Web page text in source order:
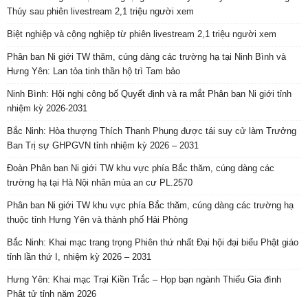
Thúy sau phiên livestream 2,1 triệu người xem
Biệt nghiệp và cộng nghiệp từ phiên livestream 2,1 triệu người xem
Phân ban Ni giới TW thăm, cúng dàng các trường hạ tại Ninh Bình và
Hưng Yên: Lan tỏa tinh thần hộ trì Tam bảo
Ninh Bình: Hội nghị công bố Quyết định và ra mắt Phân ban Ni giới tỉnh
nhiệm kỳ 2026-2031
Bắc Ninh: Hòa thượng Thích Thanh Phụng được tái suy cử làm Trưởng
Ban Trị sự GHPGVN tỉnh nhiệm kỳ 2026 – 2031
Đoàn Phân ban Ni giới TW khu vực phía Bắc thăm, cúng dàng các
trường hạ tại Hà Nội nhân mùa an cư PL.2570
Phân ban Ni giới TW khu vực phía Bắc thăm, cúng dàng các trường hạ
thuộc tỉnh Hưng Yên và thành phố Hải Phòng
Bắc Ninh: Khai mạc trang trọng Phiên thứ nhất Đại hội đại biểu Phật giáo
tỉnh lần thứ I, nhiệm kỳ 2026 – 2031
Hưng Yên: Khai mạc Trại Kiền Trắc – Họp bạn ngành Thiếu Gia đình
Phật tử tỉnh năm 2026